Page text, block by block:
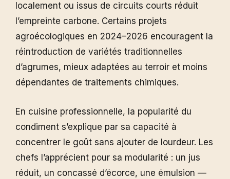
localement ou issus de circuits courts réduit
l’empreinte carbone. Certains projets
agroécologiques en 2024–2026 encouragent la
réintroduction de variétés traditionnelles
d’agrumes, mieux adaptées au terroir et moins
dépendantes de traitements chimiques.
En cuisine professionnelle, la popularité du
condiment s’explique par sa capacité à
concentrer le goût sans ajouter de lourdeur. Les
chefs l’apprécient pour sa modularité : un jus
réduit, un concassé d’écorce, une émulsion —